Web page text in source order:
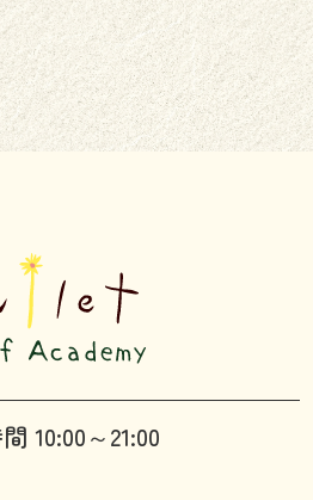
10:00～21:00